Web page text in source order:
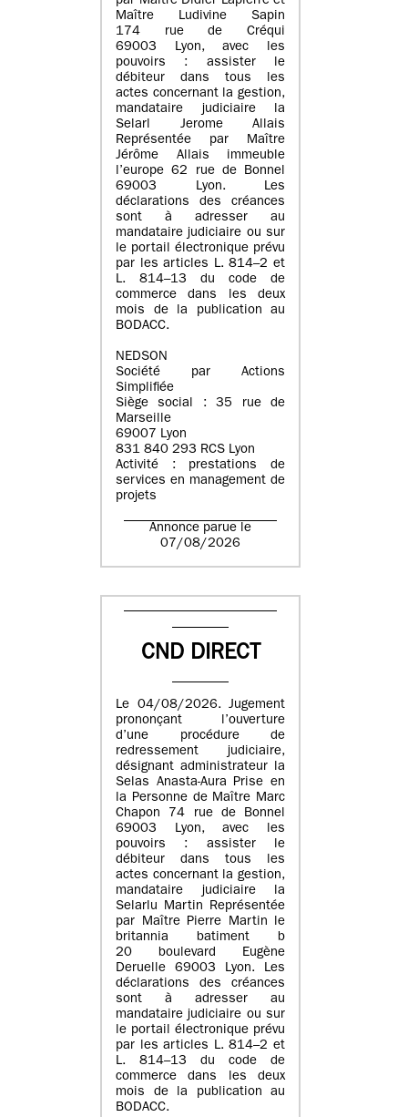
Maître Ludivine Sapin
174 rue de Créqui
69003 Lyon, avec les
pouvoirs : assister le
débiteur dans tous les
actes concernant la gestion,
mandataire judiciaire la
Selarl Jerome Allais
Représentée par Maître
Jérôme Allais immeuble
l’europe 62 rue de Bonnel
69003 Lyon. Les
déclarations des créances
sont à adresser au
mandataire judiciaire ou sur
le portail électronique prévu
par les articles L. 814–2 et
L. 814–13 du code de
commerce dans les deux
mois de la publication au
BODACC.
NEDSON
Société par Actions
Simplifiée
Siège social : 35 rue de
Marseille
69007 Lyon
831 840 293 RCS Lyon
Activité : prestations de
services en management de
projets
Annonce parue le
07/08/2026
CND DIRECT
Le 04/08/2026. Jugement
prononçant l’ouverture
d’une procédure de
redressement judiciaire,
désignant administrateur la
Selas Anasta-Aura Prise en
la Personne de Maître Marc
Chapon 74 rue de Bonnel
69003 Lyon, avec les
pouvoirs : assister le
débiteur dans tous les
actes concernant la gestion,
mandataire judiciaire la
Selarlu Martin Représentée
par Maître Pierre Martin le
britannia batiment b
20 boulevard Eugène
Deruelle 69003 Lyon. Les
déclarations des créances
sont à adresser au
mandataire judiciaire ou sur
le portail électronique prévu
par les articles L. 814–2 et
L. 814–13 du code de
commerce dans les deux
mois de la publication au
BODACC.